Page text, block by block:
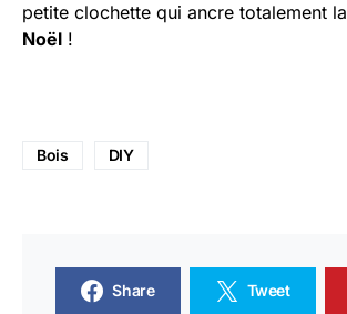
petite clochette qui ancre totalement la
Noël !
Bois DIY
Share Tweet